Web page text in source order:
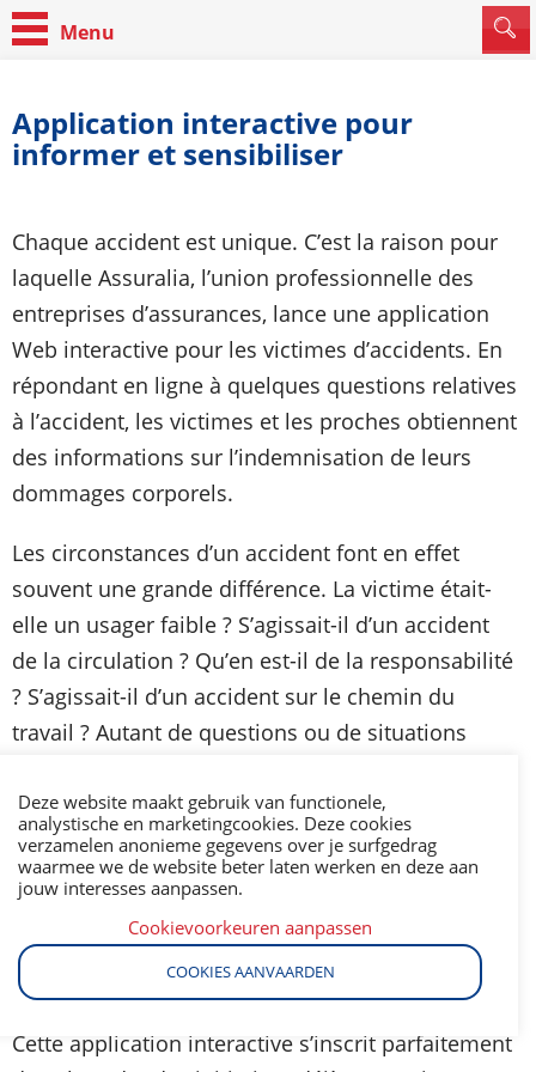
Application interactive pour
informer et sensibiliser
Chaque accident est unique. C’est la raison pour
laquelle Assuralia, l’union professionnelle des
entreprises d’assurances, lance une application
Web interactive pour les victimes d’accidents. En
répondant en ligne à quelques questions relatives
à l’accident, les victimes et les proches obtiennent
des informations sur l’indemnisation de leurs
dommages corporels.
Les circonstances d’un accident font en effet
souvent une grande différence. La victime était-
elle un usager faible ? S’agissait-il d’un accident
de la circulation ? Qu’en est-il de la responsabilité
? S’agissait-il d’un accident sur le chemin du
travail ? Autant de questions ou de situations
des assureurs. Elle donne aux victimes de
dommages corporels des indications sur les
assurances auxquelles elles peuvent avoir
d’autres mécanismes d’indemnisation –
interviennent.
Cette application interactive s’inscrit parfaitement
Deze website maakt gebruik van functionele,
analystische en marketingcookies. Deze cookies
verzamelen anonieme gegevens over je surfgedrag
waarmee we de website beter laten werken en deze aan
jouw interesses aanpassen.
Cookievoorkeuren aanpassen
COOKIES AANVAARDEN